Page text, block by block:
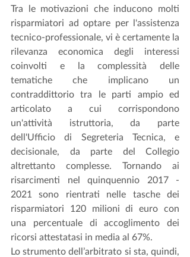
Tra le motivazioni che inducono molti
risparmiatori ad optare per l'assistenza
tecnico-professionale, vi è certamente la
rilevanza economica degli interessi
coinvolti e la complessità delle
tematiche che implicano un
contraddittorio tra le parti ampio ed
articolato a cui corrispondono
un'attività istruttoria, da parte
dell'Ufficio di Segreteria Tecnica, e
decisionale, da parte del Collegio
altrettanto complesse. Tornando ai
risarcimenti nel quinquennio 2017 -
2021 sono rientrati nelle tasche dei
risparmiatori 120 milioni di euro con
una percentuale di accoglimento dei
ricorsi attestatasi in media al 67%.
Lo strumento dell’arbitrato si sta, quindi,